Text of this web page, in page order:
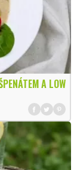
A LOW